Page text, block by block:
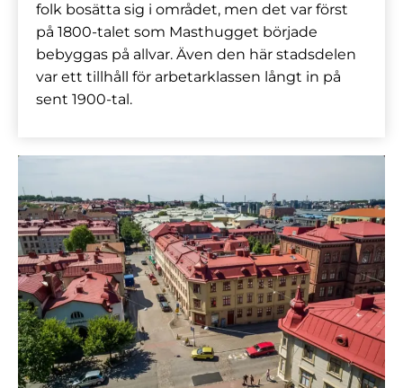
folk bosätta sig i området, men det var först
på 1800-talet som Masthugget började
bebyggas på allvar. Även den här stadsdelen
var ett tillhåll för arbetarklassen långt in på
sent 1900-tal.